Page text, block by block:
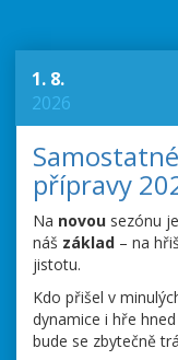
1. 8.
2026
přípravy
Na novou sezónu
náš základ – na
jistotu.
Kdo přišel v
dynamice i hře
bude se zbytečně